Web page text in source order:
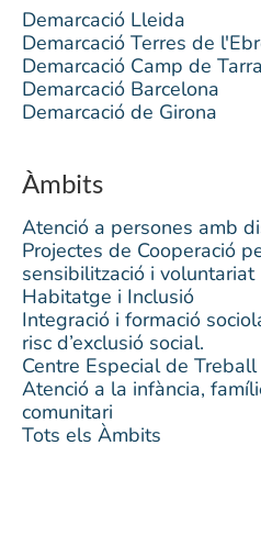
Demarcació Lleida
Demarcació Terres de
Demarcació Camp de
Demarcació Barcelona
Demarcació de Girona
Àmbits
Atenció a persones amb
Projectes de Cooperació
sensibilització i voluntariat
Habitatge i Inclusió
Integració i formació
risc d’exclusió social.
Centre Especial de Treball
Atenció a la infància,
comunitari
Tots els Àmbits